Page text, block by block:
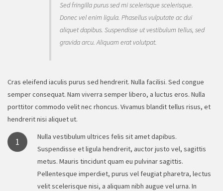
Sed fringilla purus sed mi scelerisque scelerisque.
Donec vel enim ligula. Phasellus vulputate ac dui
aliquet dapibus. Suspendisse ut vestibulum tellus, sed
gravida arcu. Aliquam erat volutpat.
Cras eleifend iaculis purus sed hendrerit. Nulla facilisi. Sed congue
semper consequat. Nam viverra semper libero, a luctus eros. Nulla
porttitor commodo velit nec rhoncus. Vivamus blandit tellus risus, et
hendrerit nisi aliquet ut.
1
Nulla vestibulum ultrices felis sit amet dapibus.
Suspendisse et ligula hendrerit, auctor justo vel, sagittis
metus. Mauris tincidunt quam eu pulvinar sagittis.
Pellentesque imperdiet, purus vel feugiat pharetra, lectus
velit scelerisque nisi, a aliquam nibh augue vel urna. In